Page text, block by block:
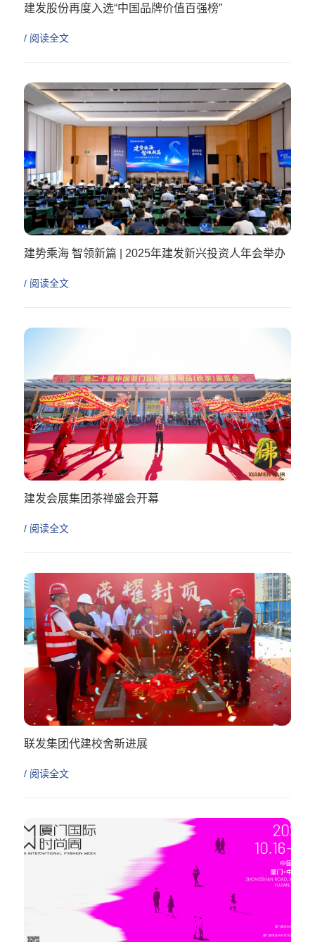
建发股份再度入选“中国品牌价值百强榜”
/ 阅读全文
建势乘海 智领新篇 | 2025年建发新兴投资人年会举办
/ 阅读全文
建发会展集团茶禅盛会开幕
/ 阅读全文
联发集团代建校舍新进展
/ 阅读全文